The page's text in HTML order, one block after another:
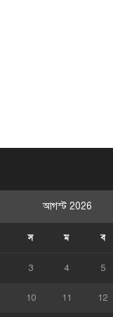
আগস্ট 2026
স ম ব
3 4 5
10 11 12